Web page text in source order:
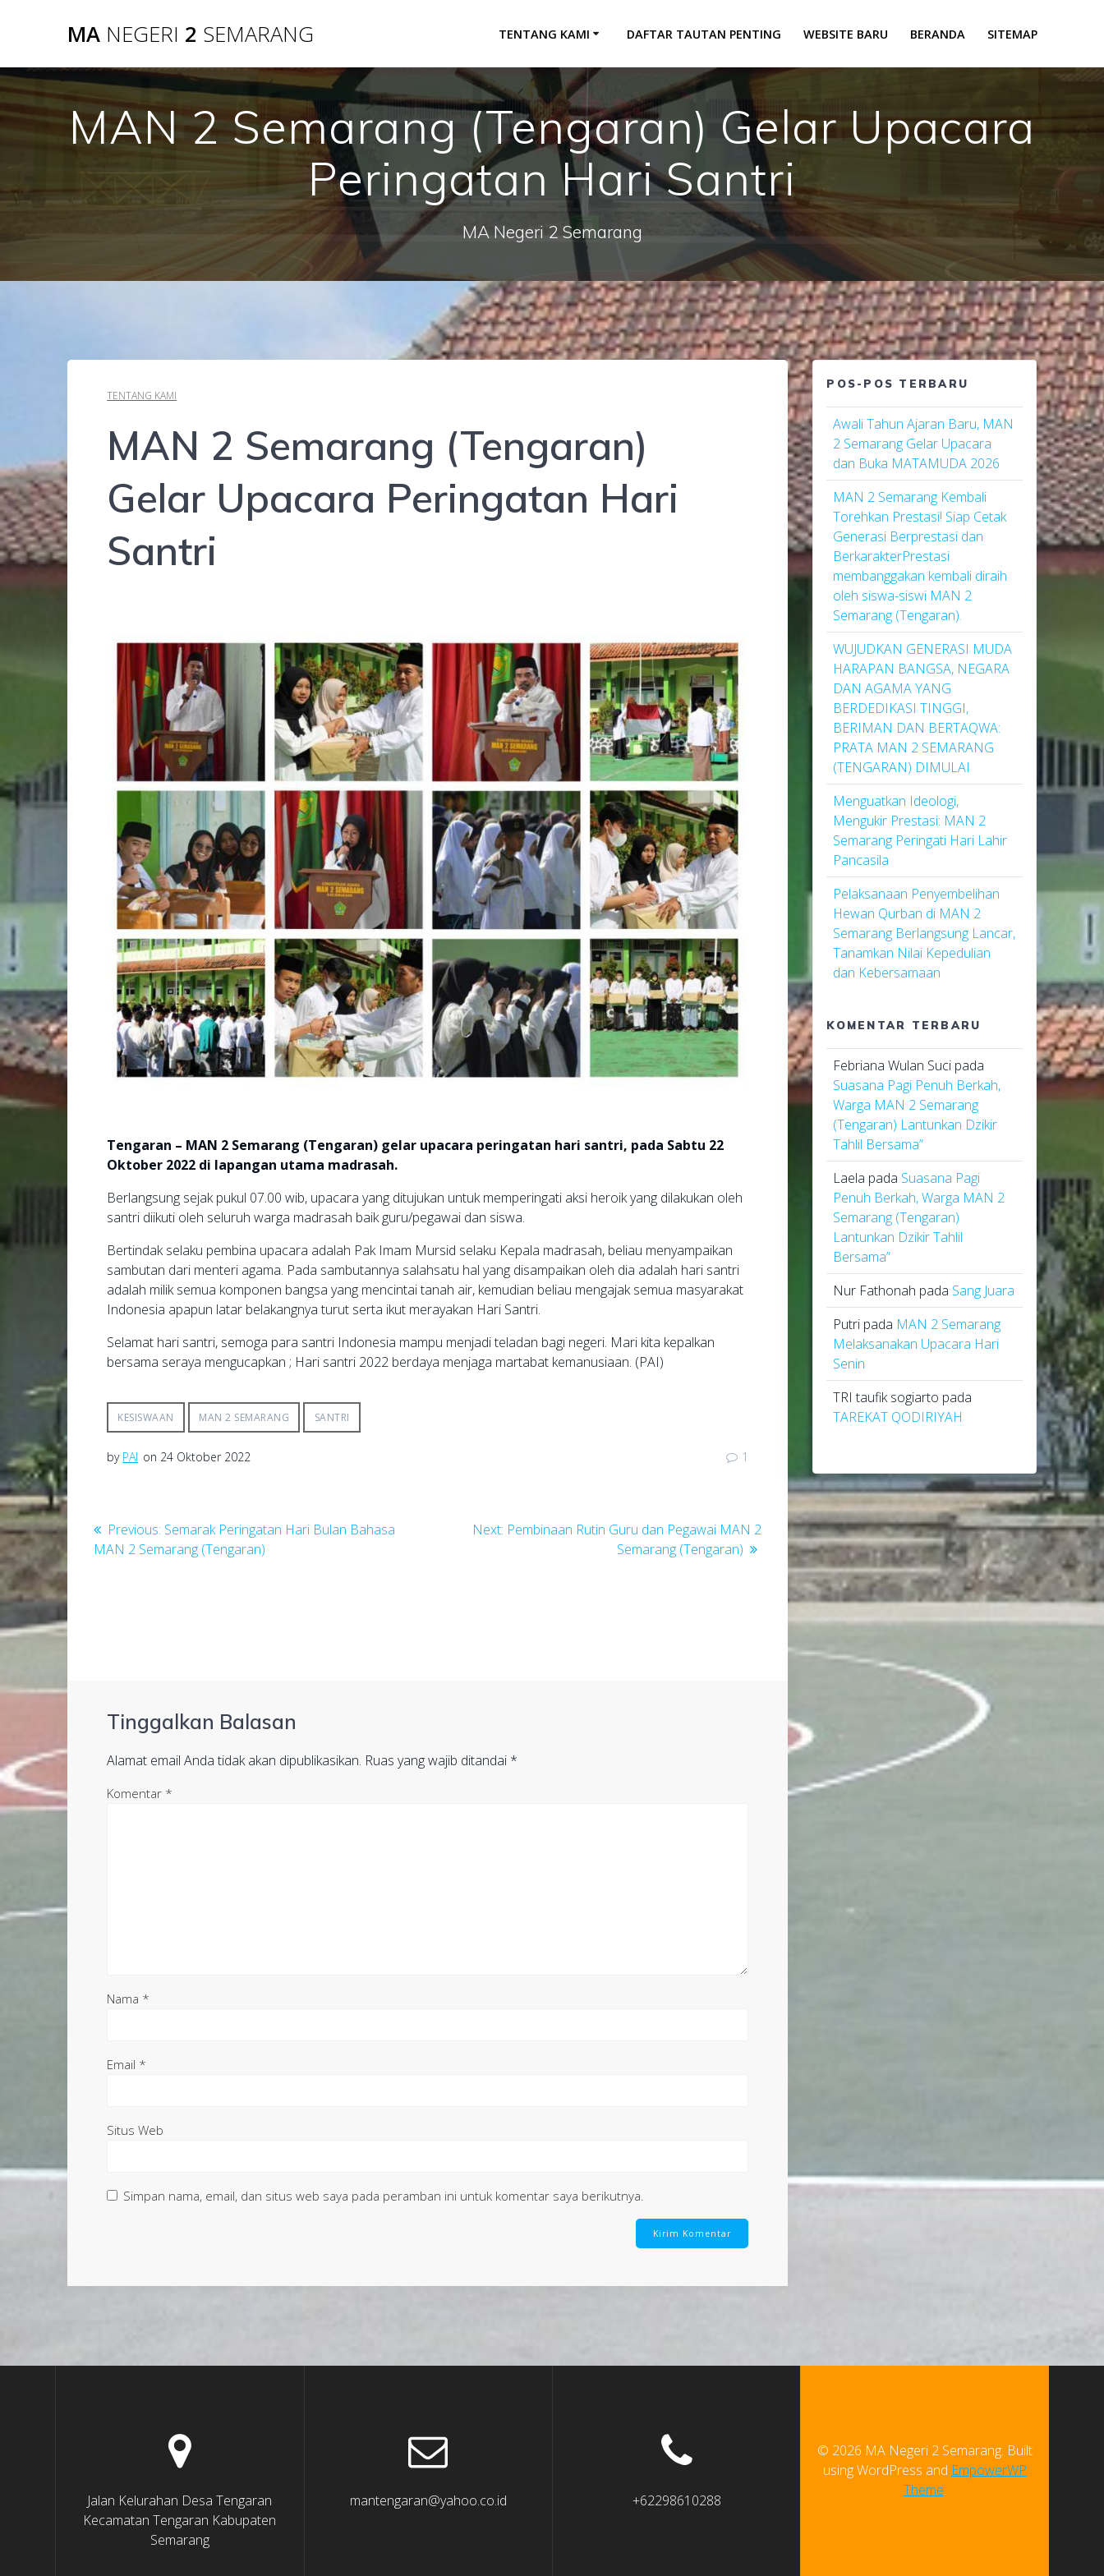
MA NEGERI 2 SEMARANG TENTANG KAMI DAFTAR TAUTAN PENTING WEBSITE BARU BERANDA SITEMAP
MAN 2 Semarang (Tengaran) Gelar Upacara
Peringatan Hari Santri
MA Negeri 2 Semarang
TENTANG KAMI
MAN 2 Semarang (Tengaran)
Gelar Upacara Peringatan Hari
Santri
Tengaran – MAN 2 Semarang (Tengaran) gelar upacara peringatan hari santri, pada Sabtu 22
Oktober 2022 di lapangan utama madrasah.
Berlangsung sejak pukul 07.00 wib, upacara yang ditujukan untuk memperingati aksi heroik yang dilakukan oleh
santri diikuti oleh seluruh warga madrasah baik guru/pegawai dan siswa.
Bertindak selaku pembina upacara adalah Pak Imam Mursid selaku Kepala madrasah, beliau menyampaikan
sambutan dari menteri agama. Pada sambutannya salahsatu hal yang disampaikan oleh dia adalah hari santri
adalah milik semua komponen bangsa yang mencintai tanah air, kemudian beliau mengajak semua masyarakat
Indonesia apapun latar belakangnya turut serta ikut merayakan Hari Santri.
Selamat hari santri, semoga para santri Indonesia mampu menjadi teladan bagi negeri. Mari kita kepalkan
bersama seraya mengucapkan ; Hari santri 2022 berdaya menjaga martabat kemanusiaan. (PAI)
KESISWAAN MAN 2 SEMARANG SANTRI
by PAI on 24 Oktober 2022 1
Navigasi
pos
Previous: Previous
post:
Semarak Peringatan Hari Bulan Bahasa
MAN 2 Semarang (Tengaran)
Next: Next
Pembinaan Rutin Guru dan Pegawai MAN 2
Semarang (Tengaran)
Tinggalkan Balasan
Alamat email Anda tidak akan dipublikasikan. Ruas yang wajib ditandai *
Komentar *
Nama *
Email *
Situs Web
Simpan nama, email, dan situs web saya pada peramban ini untuk komentar saya berikutnya.
POS-POS TERBARU
Awali Tahun Ajaran Baru, MAN
2 Semarang Gelar Upacara
dan Buka MATAMUDA 2026
MAN 2 Semarang Kembali
Torehkan Prestasi! Siap Cetak
Generasi Berprestasi dan
BerkarakterPrestasi
membanggakan kembali diraih
oleh siswa-siswi MAN 2
Semarang (Tengaran).
WUJUDKAN GENERASI MUDA
HARAPAN BANGSA, NEGARA
DAN AGAMA YANG
BERDEDIKASI TINGGI,
BERIMAN DAN BERTAQWA:
PRATA MAN 2 SEMARANG
(TENGARAN) DIMULAI
Menguatkan Ideologi,
Mengukir Prestasi: MAN 2
Semarang Peringati Hari Lahir
Pancasila
Pelaksanaan Penyembelihan
Hewan Qurban di MAN 2
Semarang Berlangsung Lancar,
Tanamkan Nilai Kepedulian
dan Kebersamaan
KOMENTAR TERBARU
Febriana Wulan Suci pada
Suasana Pagi Penuh Berkah,
Warga MAN 2 Semarang
(Tengaran) Lantunkan Dzikir
Tahlil Bersama”
Laela pada Suasana Pagi
Penuh Berkah, Warga MAN 2
Semarang (Tengaran)
Lantunkan Dzikir Tahlil
Bersama”
Nur Fathonah pada Sang Juara
Putri pada MAN 2 Semarang
Melaksanakan Upacara Hari
Senin
TRI taufik sogiarto pada
TAREKAT QODIRIYAH
Jalan Kelurahan Desa Tengaran
Kecamatan Tengaran Kabupaten
Semarang
mantengaran@yahoo.co.id +62298610288
© 2026 MA Negeri 2 Semarang. Built
using WordPress and EmpowerWP
Theme.